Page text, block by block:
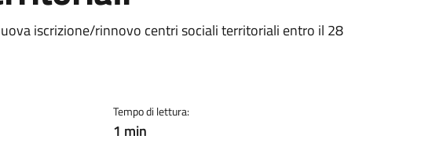
iscrizione/rinnovo centri sociali territoriali entro il 28
Tempo di lettura:
1 min